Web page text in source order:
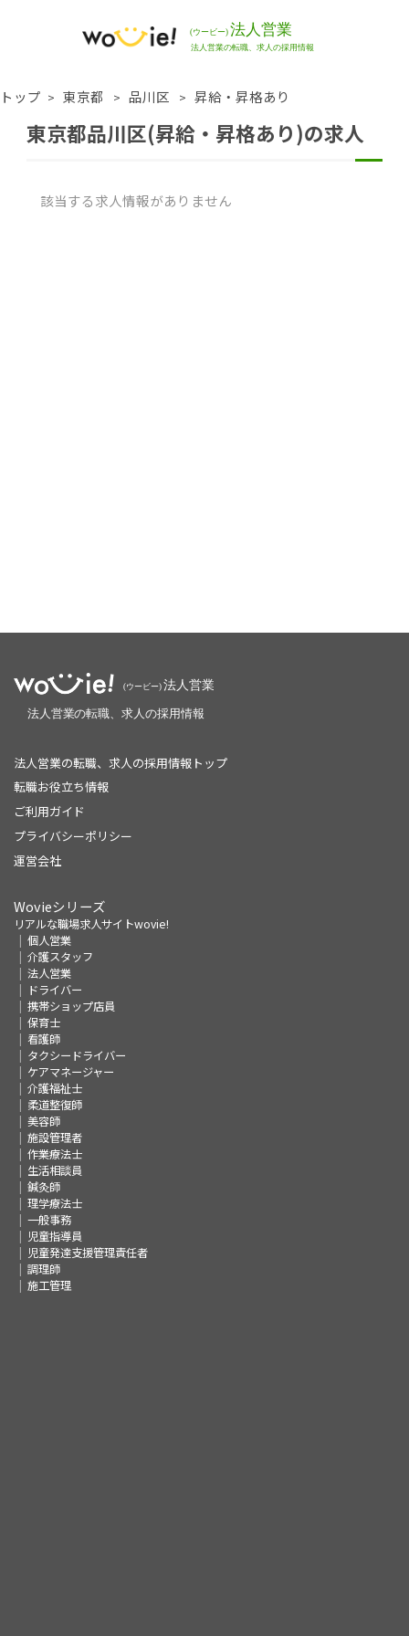
トップ 東京都 品川区 昇給・昇格あり
東京都品川区(昇給・昇格あり)の求人
該当する求人情報がありません
法人営業の転職、求人の採用情報トップ
転職お役立ち情報
ご利用ガイド
プライバシーポリシー
運営会社
Wovieシリーズ
リアルな職場求人サイトwovie!
個人営業
介護スタッフ
法人営業
ドライバー
携帯ショップ店員
保育士
看護師
タクシードライバー
ケアマネージャー
介護福祉士
柔道整復師
美容師
施設管理者
作業療法士
生活相談員
鍼灸師
理学療法士
一般事務
児童指導員
児童発達支援管理責任者
調理師
施工管理